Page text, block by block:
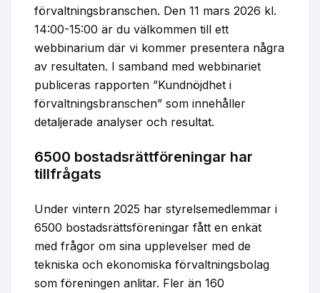
förvaltningsbranschen. Den 11 mars 2026 kl.
14:00-15:00 är du välkommen till ett
webbinarium där vi kommer presentera några
av resultaten. I samband med webbinariet
publiceras rapporten ”Kundnöjdhet i
förvaltningsbranschen” som innehåller
detaljerade analyser och resultat.
6500 bostadsrättföreningar har
tillfrågats
Under vintern 2025 har styrelsemedlemmar i
6500 bostadsrättsföreningar fått en enkät
med frågor om sina upplevelser med de
tekniska och ekonomiska förvaltningsbolag
som föreningen anlitar. Fler än 160